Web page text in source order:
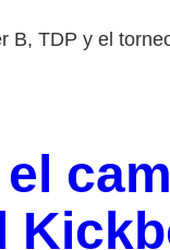
B, TDP y el